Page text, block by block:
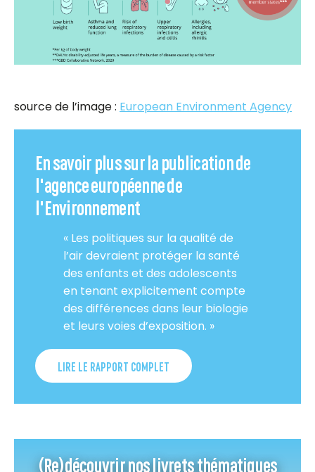
source de l’image : European Environment Agency
En savoir plus sur la publication de
l'agence européenne de
l'Environnement
« Les politiques sur la qualité de
l’air devraient protéger la santé
des enfants et des adolescents
en tenant explicitement compte
des différences dans leur biologie
et leurs voies d’exposition. »
LIRE LE RAPPORT COMPLET
(Re)découvrir nos livrets thématiques